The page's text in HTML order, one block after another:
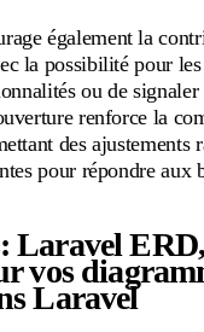
également la
la possibilité pour
ou de
renforce la
des ajustements
pour répondre aux
Laravel
vos
Laravel